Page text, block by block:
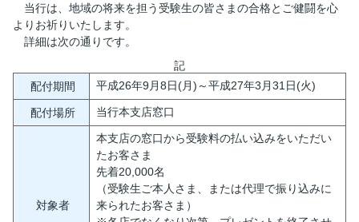
当行は、地域の将来を担う受験生の皆さまの合格とご健闘を心
よりお祈りいたします。
詳細は次の通りです。
記
配付期間
平成26年9月8日(月)～平成27年3月31日(火)
配付場所 当行本支店窓口
対象者
本支店の窓口から受験料の払い込みをいただい
たお客さま
先着20,000名
（受験生ご本人さま、または代理で振り込みに
来られたお客さま）